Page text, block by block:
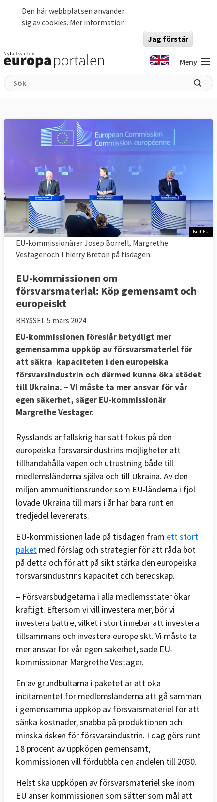
Den här webbplatsen använder
sig av cookies. Mer information
Jag förstår
Meny
Bild: EU
EU-kommissionärer Josep Borrell, Margrethe
Vestager och Thierry Breton på tisdagen.
EU-kommissionen om
försvarsmaterial: Köp gemensamt och
europeiskt
BRYSSEL 5 mars 2024
EU-kommissionen föreslår betydligt mer
gemensamma uppköp av försvarsmateriel för
att säkra kapaciteten i den europeiska
försvarsindustrin och därmed kunna öka stödet
till Ukraina. – Vi måste ta mer ansvar för vår
egen säkerhet, säger EU-kommissionär
Margrethe Vestager.
Rysslands anfallskrig har satt fokus på den
europeiska försvarsindustrins möjligheter att
tillhandahålla vapen och utrustning både till
medlemsländerna själva och till Ukraina. Av den
miljon ammunitionsrundor som EU-länderna i fjol
lovade Ukraina till mars i år har bara runt en
tredjedel levererats.
EU-kommissionen lade på tisdagen fram ett stort
paket med förslag och strategier för att råda bot
på detta och för att på sikt stärka den europeiska
försvarsindustrins kapacitet och beredskap.
– Försvarsbudgetarna i alla medlemsstater ökar
kraftigt. Eftersom vi vill investera mer, bör vi
investera bättre, vilket i stort innebär att investera
tillsammans och investera europeiskt. Vi måste ta
mer ansvar för vår egen säkerhet, sade EU-
kommissionär Margrethe Vestager.
En av grundbultarna i paketet är att öka
incitamentet för medlemsländerna att gå samman
i gemensamma uppköp av försvarsmateriel för att
sänka kostnader, snabba på produktionen och
minska risken för försvarsindustrin. I dag görs runt
18 procent av uppköpen gemensamt,
kommissionen vill fördubbla den andelen till 2030.
Helst ska uppköpen av försvarsmateriel ske inom
EU anser kommissionen som sätter som mål att